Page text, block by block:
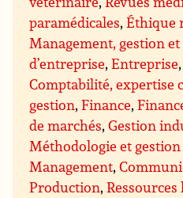
paramédicales,Éthique
Management, gestion
d’entreprise,Entreprise
Comptabilité, expertise
gestion,Finance,
de marchés,Gestion
Méthodologie et
Management,
Production,